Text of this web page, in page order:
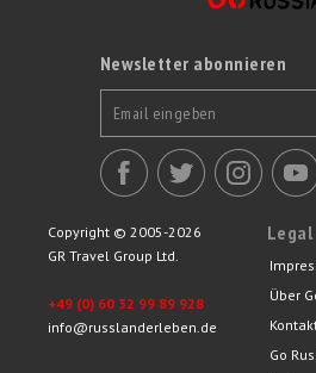
Newsletter abonnieren
Copyright © 2005-2026
GR Travel Group Ltd.
+49 (0) 60 32 99 89 928
info@russlanderleben.de
Legal
Über
Go